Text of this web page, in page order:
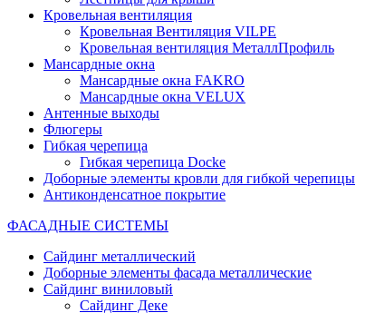
Кровельная вентиляция
Кровельная Вентиляция VILPE
Кровельная вентиляция МеталлПрофиль
Мансардные окна
Мансардные окна FAKRO
Мансардные окна VELUX
Антенные выходы
Флюгеры
Гибкая черепица
Гибкая черепица Docke
Доборные элементы кровли для гибкой черепицы
Антиконденсатное покрытие
ФАСАДНЫЕ СИСТЕМЫ
Сайдинг металлический
Доборные элементы фасада металлические
Сайдинг виниловый
Сайдинг Деке